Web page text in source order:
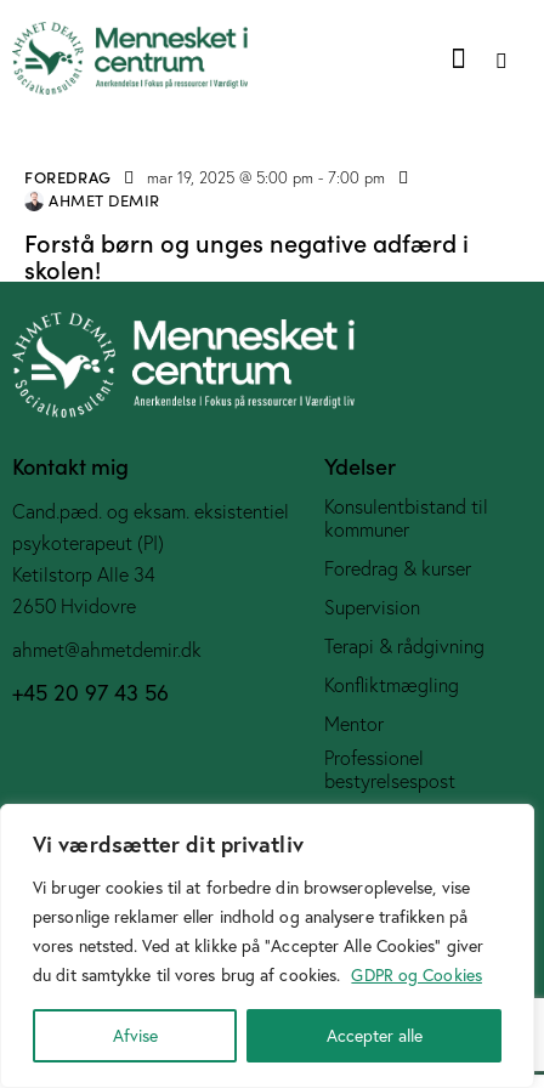
Vi værdsætter dit privatliv
Vi bruger cookies til at forbedre din browseroplevelse, vise
personlige reklamer eller indhold og analysere trafikken på
vores netsted. Ved at klikke på "Accepter Alle Cookies" giver
du dit samtykke til vores brug af cookies. GDPR og Cookies
Afvise Accepter alle
FOREDRAG mar 19, 2025 @ 5:00 pm -7:00 pm
AHMET DEMIR
Forstå børn og unges negative adfærd i
skolen!
Kontakt mig
Cand.pæd. og eksam. eksistentiel
psykoterapeut (PI)
Ketilstorp Alle 34
2650 Hvidovre
ahmet@ahmetdemir.dk
+45 20 97 43 56
Ydelser
Konsulentbistand til
kommuner
Foredrag & kurser
Supervision
Terapi & rådgivning
Konfliktmægling
Mentor
Professionel
bestyrelsespost
Social Media
Birtasarimci.net © 2026. All Rights Reserved.